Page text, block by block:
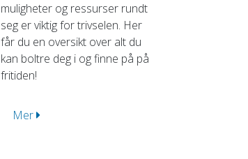
muligheter og ressurser rundt
seg er viktig for trivselen. Her
får du en oversikt over alt du
kan boltre deg i og finne på på
fritiden!
Mer